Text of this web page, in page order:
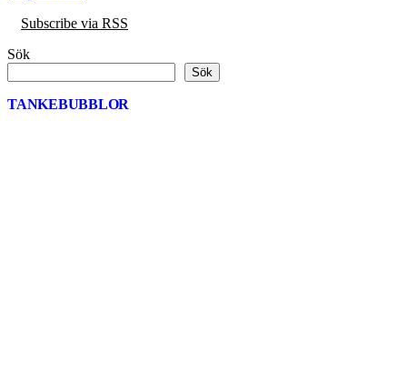
Subscribe via RSS
Sök
Sök
TANKEBUBBLOR